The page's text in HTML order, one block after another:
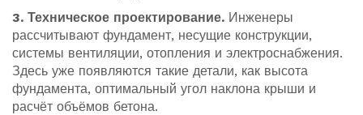
3. Техническое проектирование. Инженеры
рассчитывают фундамент, несущие конструкции,
системы вентиляции, отопления и электроснабжения.
Здесь уже появляются такие детали, как высота
фундамента, оптимальный угол наклона крыши и
расчёт объёмов бетона.